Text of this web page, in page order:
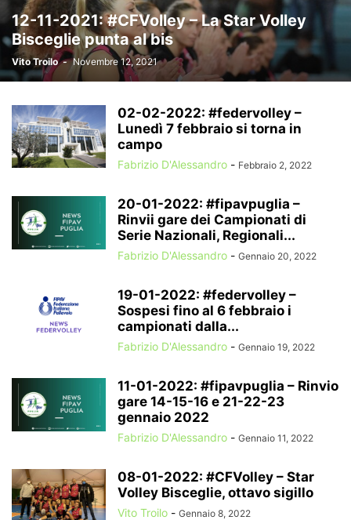
12-11-2021: #CFVolley – La Star Volley
Bisceglie punta al bis
Vito Troilo - Novembre 12, 2021
02-02-2022: #federvolley –
Lunedì 7 febbraio si torna in
campo
Fabrizio D'Alessandro - Febbraio 2, 2022
20-01-2022: #fipavpuglia –
Rinvii gare dei Campionati di
Serie Nazionali, Regionali...
Fabrizio D'Alessandro - Gennaio 20, 2022
19-01-2022: #federvolley –
Sospesi fino al 6 febbraio i
campionati dalla...
Fabrizio D'Alessandro - Gennaio 19, 2022
11-01-2022: #fipavpuglia – Rinvio
gare 14-15-16 e 21-22-23
gennaio 2022
Fabrizio D'Alessandro - Gennaio 11, 2022
08-01-2022: #CFVolley – Star
Volley Bisceglie, ottavo sigillo
Vito Troilo - Gennaio 8, 2022